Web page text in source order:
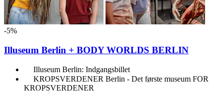
-5%
Illuseum Berlin + BODY WORLDS BERLIN
Illuseum Berlin: Indgangsbillet
KROPSVERDENER Berlin - Det første museum FOR
KROPSVERDENER